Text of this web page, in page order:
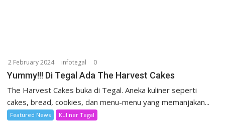
2 February 2024 infotegal 0
Yummy!!! Di Tegal Ada The Harvest Cakes
The Harvest Cakes buka di Tegal. Aneka kuliner seperti
cakes, bread, cookies, dan menu-menu yang memanjakan...
Featured News Kuliner Tegal